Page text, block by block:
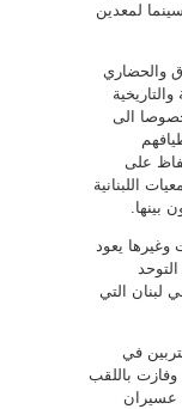
لمعدين
والحضاري
الى
على
اللبنانية
بينها.
وغيرها يعود
لبنان التي
في
يزيد على 700 شخص وفازت باللقب
عسيران